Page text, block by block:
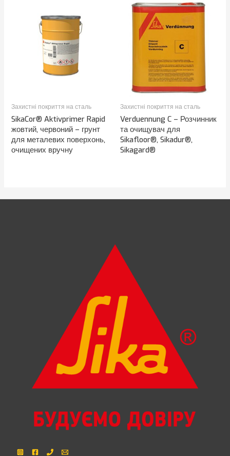
Захистні покриття на сталь
SikaCor® Aktivprimer Rapid
жовтий, червоний – грунт
для металевих поверхонь,
очищених вручну
Захистні покриття на сталь
Verduennung C – Розчинник
та очищувач для
Sikafloor®, Sikadur®,
Sikagard®